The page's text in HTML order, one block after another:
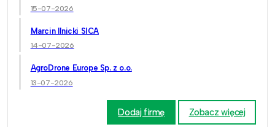
15-07-2026
Marcin Ilnicki SICA
14-07-2026
AgroDrone Europe Sp. z o.o.
13-07-2026
Dodaj firmę Zobacz więcej